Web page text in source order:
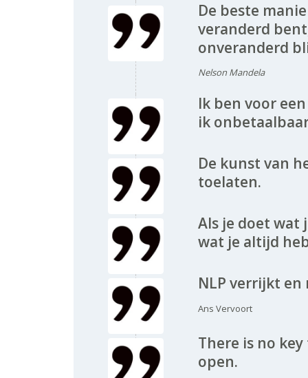
De beste
veranderd
onveranderd
Nelson Mandela
Ik ben voor
ik
De kunst van
toelaten.
Als je doet wat
wat je altijd
NLP verrijkt en
Ans Vervoort
There is no
open.